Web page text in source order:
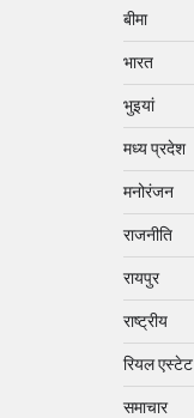
बीमा
भारत
भुइयां
मध्य प्रदेश
मनोरंजन
राजनीति
रायपुर
राष्ट्रीय
रियल एस्टेट
समाचार